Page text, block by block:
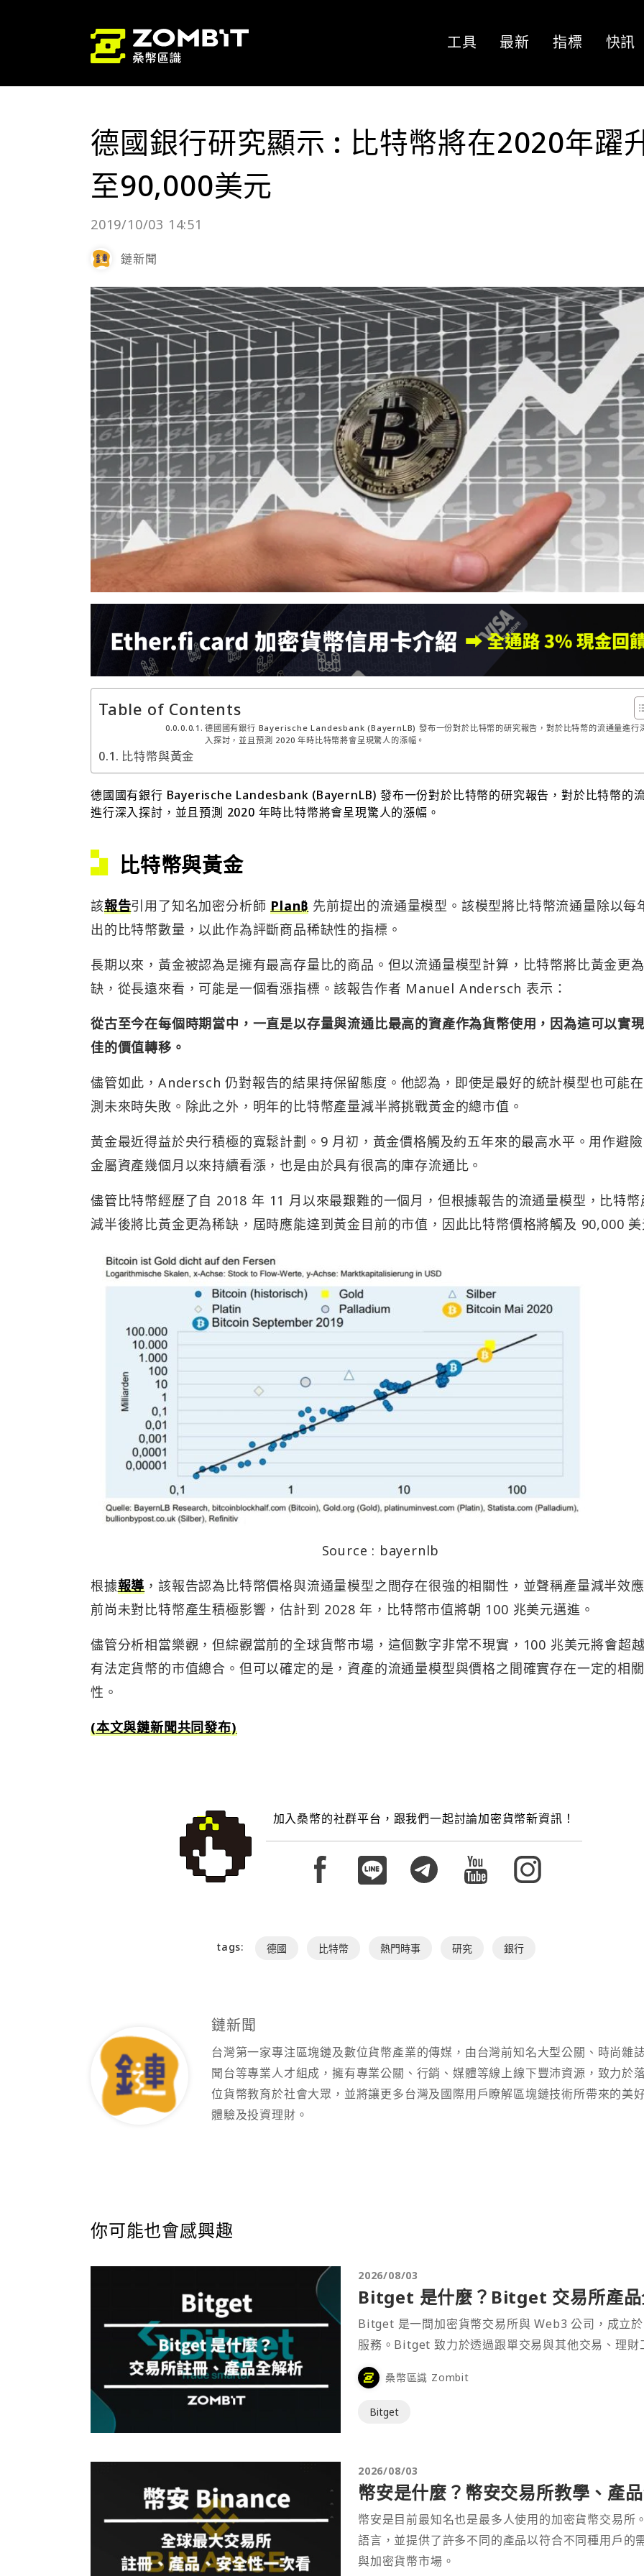
工具 最新 指標 快訊
德國銀行研究顯示 : 比特幣將在2020年躍
至90,000美元
2019/10/03 14:51
鏈新聞
Table of Contents
德國國有銀行 Bayerische Landesbank (BayernLB) 發布一份對於比特幣的研究報告，對於比特幣的流通量進行
入探討，並且預測 2020 年時比特幣將會呈現驚人的漲幅。
比特幣與黃金
德國國有銀行 Bayerische Landesbank (BayernLB) 發布一份對於比特幣的研究報告，對於比特幣的
進行深入探討，並且預測 2020 年時比特幣將會呈現驚人的漲幅。
比特幣與黃金
該報告引用了知名加密分析師Plan₿ 先前提出的流通量模型。該模型將比特幣流通量除以每
出的比特幣數量，以此作為評斷商品稀缺性的指標。
長期以來，黃金被認為是擁有最高存量比的商品。但以流通量模型計算，比特幣將比黃金更
缺，從長遠來看，可能是一個看漲指標。該報告作者 Manuel Andersch 表示：
從古至今在每個時期當中，一直是以存量與流通比最高的資產作為貨幣使用，因為這可以實
佳的價值轉移。
儘管如此，Andersch 仍對報告的結果持保留態度。他認為，即使是最好的統計模型也可能
測未來時失敗。除此之外，明年的比特幣產量減半將挑戰黃金的總市值。
黃金最近得益於央行積極的寬鬆計劃。9 月初，黃金價格觸及約五年來的最高水平。用作避
金屬資產幾個月以來持續看漲，也是由於具有很高的庫存流通比。
儘管比特幣經歷了自 2018 年 11 月以來最艱難的一個月，但根據報告的流通量模型，比特幣
減半後將比黃金更為稀缺，屆時應能達到黃金目前的市值，因此比特幣價格將觸及 90,000
Source : bayernlb
根據報導 ，該報告認為比特幣價格與流通量模型之間存在很強的相關性，並聲稱產量減半效
前尚未對比特幣產生積極影響，估計到 2028 年，比特幣市值將朝 100 兆美元邁進。
儘管分析相當樂觀，但綜觀當前的全球貨幣市場，這個數字非常不現實，100 兆美元將會超
有法定貨幣的市值總合。但可以確定的是，資產的流通量模型與價格之間確實存在一定的相關
性。
(本文與鏈新聞共同發布)
加入桑幣的社群平台，跟我們一起討論加密貨幣新資訊！
tags: 德國 比特幣 熱門時事 研究 銀行
鏈新聞
台灣第一家專注區塊鏈及數位貨幣產業的傳媒，由台灣前知名大型公關、時尚雜
聞台等專業人才組成，擁有專業公關、行銷、媒體等線上線下豐沛資源，致力於
位貨幣教育於社會大眾，並將讓更多台灣及國際用戶瞭解區塊鏈技術所帶來的美
體驗及投資理財。
你可能也會感興趣
2026/08/03
Bitget 是什麼？Bitget 交易所產品
Bitget 是一間加密貨幣交易所與 Web3 公司，成立
服務。Bitget 致力於透過跟單交易與其他交易、理
桑幣區識 Zombit
Bitget
2026/08/03
幣安是什麼？幣安交易所教學、產
幣安是目前最知名也是最多人使用的加密貨幣交易
語言，並提供了許多不同的產品以符合不同種用戶的
與加密貨幣市場。